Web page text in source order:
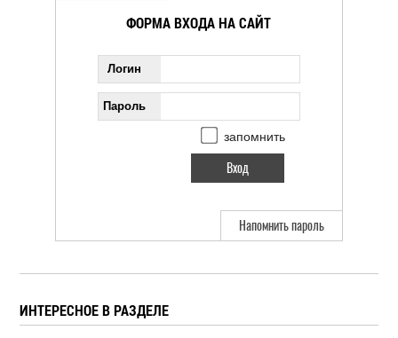
ФОРМА ВХОДА НА САЙТ
Логин
Пароль
запомнить
Напомнить пароль
ИНТЕРЕСНОЕ В РАЗДЕЛЕ